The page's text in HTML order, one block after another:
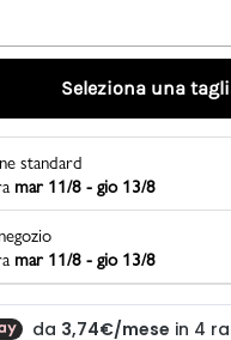
Seleziona una
standard
mar 11/8 - gio 13/8
mar 11/8 - gio 13/8